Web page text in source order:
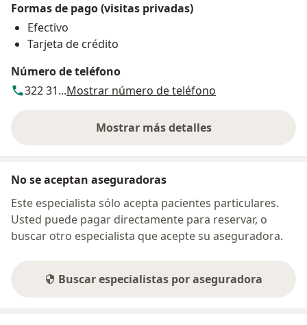
Formas de pago (visitas privadas)
Efectivo
Tarjeta de crédito
Número de teléfono
322 31...Mostrar número de teléfono
Mostrar más detalles
sobre la dirección
No se aceptan aseguradoras
Este especialista sólo acepta pacientes particulares.
Usted puede pagar directamente para reservar, o
buscar otro especialista que acepte su aseguradora.
Buscar especialistas por aseguradora